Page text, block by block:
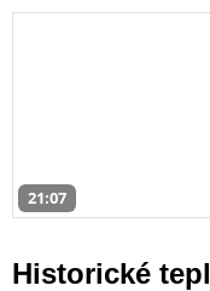
21:07
Historické